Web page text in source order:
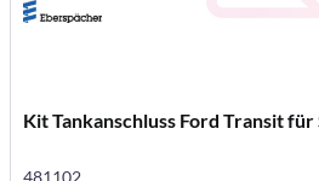
Kit Tankanschluss Ford Transit